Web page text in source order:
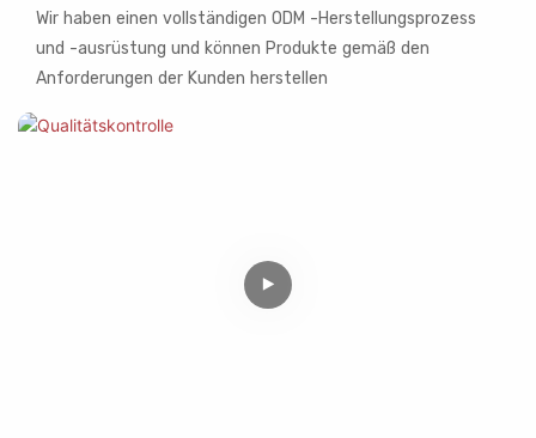
Wir haben einen vollständigen ODM -Herstellungsprozess
und -ausrüstung und können Produkte gemäß den
Anforderungen der Kunden herstellen